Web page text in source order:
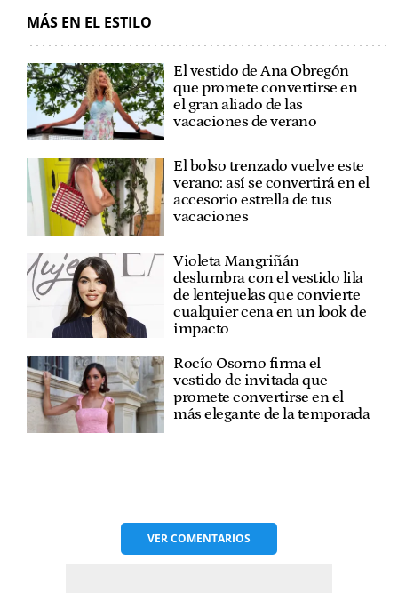
MÁS EN EL ESTILO
El vestido de Ana Obregón
que promete convertirse en
el gran aliado de las
vacaciones de verano
El bolso trenzado vuelve este
verano: así se convertirá en el
accesorio estrella de tus
vacaciones
Violeta Mangriñán
deslumbra con el vestido lila
de lentejuelas que convierte
cualquier cena en un look de
impacto
Rocío Osorno firma el
vestido de invitada que
promete convertirse en el
más elegante de la temporada
VERCOMENTARIOS